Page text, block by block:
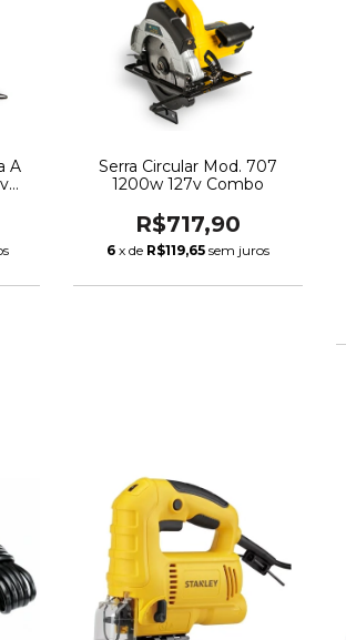
A
Serra Circular Mod. 707
1200w 127v Combo
R$717,90
6 x de R$119,65 sem juros